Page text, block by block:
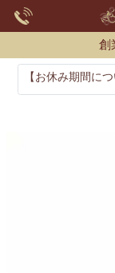
創
【お休み期間に